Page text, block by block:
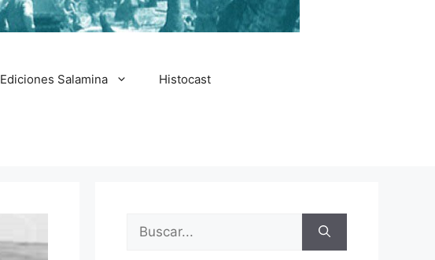
Ediciones Salamina Histocast
Buscar: